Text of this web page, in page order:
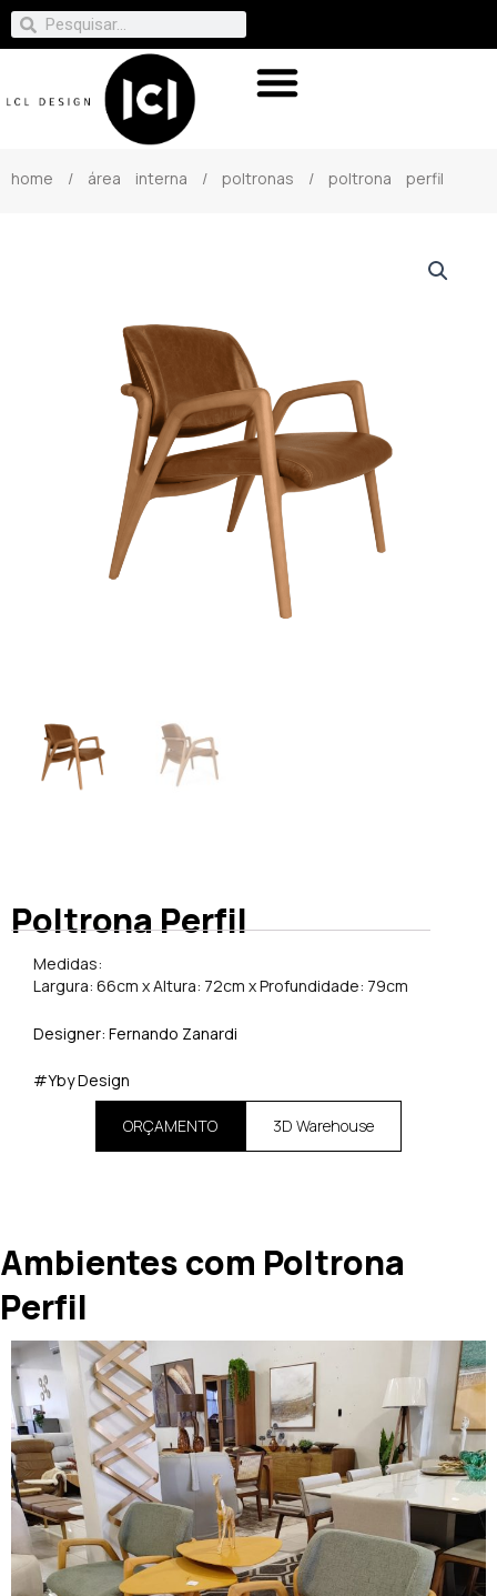
home / área interna / poltronas / poltrona perfil
Poltrona Perfil
Medidas:
Largura: 66cm x Altura: 72cm x Profundidade: 79cm
Designer: Fernando Zanardi
#Yby Design
ORÇAMENTO 3D Warehouse
Ambientes com Poltrona
Perfil